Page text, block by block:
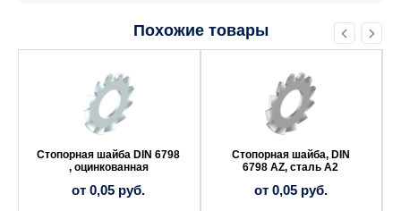
Похожие товары
6798
Стопорная шайба, DIN
6798 AZ, сталь A2
от0,05
товар
имеет
несколько
вариаций.
Опции
можно
выбрать
на
странице
товара.
Стопорные шайбы с
упругими зубцами оц.
от
товар
имеет
несколько
вариаций.
Опции
можно
выбрать
на
странице
товара.